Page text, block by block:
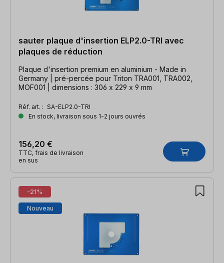
sauter plaque d'insertion ELP2.0-TRI avec
plaques de réduction
Plaque d'insertion premium en aluminium - Made in
Germany | pré-percée pour Triton TRA001, TRA002,
MOF001 | dimensions : 306 x 229 x 9 mm
Réf. art. : SA-ELP2.0-TRI
En stock, livraison sous 1-2 jours ouvrés
156,20 €
TTC, frais de livraison
en sus
-21%
Nouveau